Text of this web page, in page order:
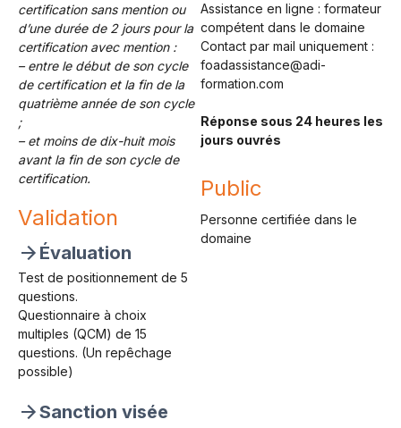
certification sans mention ou
d’une durée de 2 jours pour la
certification avec mention :
– entre le début de son cycle
de certification et la fin de la
quatrième année de son cycle
;
– et moins de dix-huit mois
avant la fin de son cycle de
certification.
Validation
Évaluation
Test de positionnement de 5
questions.
Questionnaire à choix
multiples (QCM) de 15
questions. (Un repêchage
possible)
Sanction visée
Assistance en ligne : formateur
compétent dans le domaine
Contact par mail uniquement :
foadassistance@adi-
formation.com
Réponse sous 24 heures les
jours ouvrés
Public
Personne certifiée dans le
domaine